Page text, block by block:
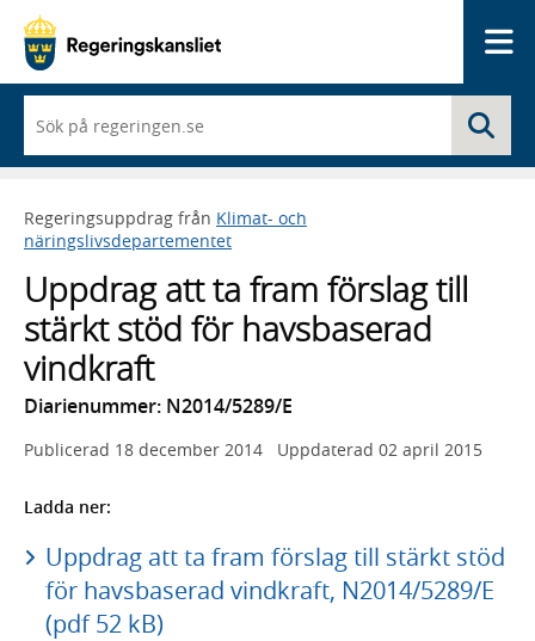
du
börjar
skriva
framträder
en
med
sökförslag
Regeringsuppdrag från Klimat- och
näringslivsdepartementet
Uppdrag att ta fram förslag till
stärkt stöd för havsbaserad
vindkraft
Diarienummer: N2014/5289/E
Publicerad 18 december 2014 Uppdaterad 02 april 2015
Ladda ner:
Uppdrag att ta fram förslag till stärkt stöd
för havsbaserad vindkraft, N2014/5289/E
(pdf 52 kB)